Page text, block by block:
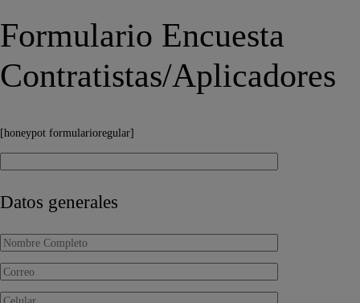
Formulario Encuesta
Contratistas/Aplicadores
[honeypot formularioregular]
Datos generales